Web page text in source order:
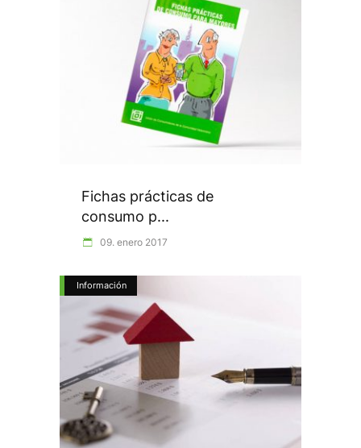
Fichas prácticas de
consumo p...
09. enero 2017
Información